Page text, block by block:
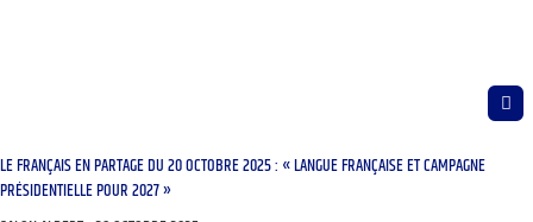
LE FRANÇAIS EN PARTAGE DU 20 OCTOBRE 2025 : « LANGUE FRANÇAISE ET CAMPAGNE
PRÉSIDENTIELLE POUR 2027 »